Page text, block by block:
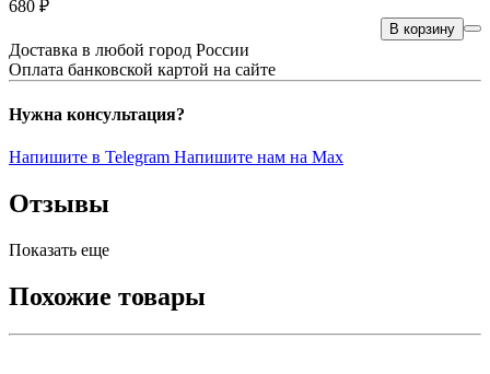
680 ₽
В корзину
Доставка в любой город России
Оплата банковской картой на сайте
Нужна консультация?
Напишите в Telegram Напишите нам на Max
Отзывы
Показать еще
Похожие товары